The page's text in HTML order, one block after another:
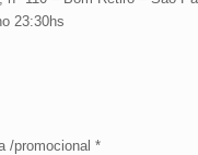
23:30hs
/promocional *